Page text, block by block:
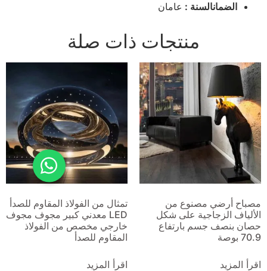
الضمانالسنة : عامان
منتجات ذات صلة
مصباح أرضي مصنوع من
الألياف الزجاجية على شكل
حصان بنصف جسم بارتفاع
70.9 بوصة
اقرأ المزيد
تمثال من الفولاذ المقاوم للصدأ
LED معدني كبير مجوف مجوف
خارجي مخصص من الفولاذ
المقاوم للصدأ
اقرأ المزيد